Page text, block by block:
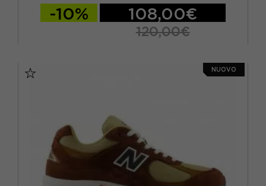
EUR 38.5 / US 6
EUR 40.5 / US 7.5
EUR 42 / US 8.5 EUR 42.5 / US 9
EUR 43 / US 9.5 EUR 44 / US 10
-10% 108,00€
120,00€
NUOVO